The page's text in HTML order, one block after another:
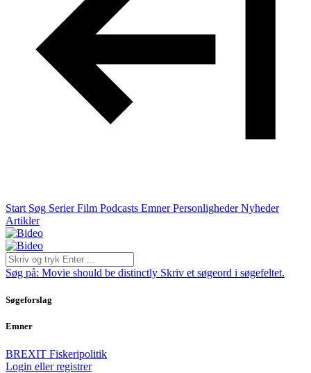
Start Søg Serier Film Podcasts Emner Personligheder Nyheder
Artikler
Søg på: Movie should be distinctly Skriv et søgeord i søgefeltet.
Søgeforslag
Emner
BREXIT Fiskeripolitik
Login eller registrer